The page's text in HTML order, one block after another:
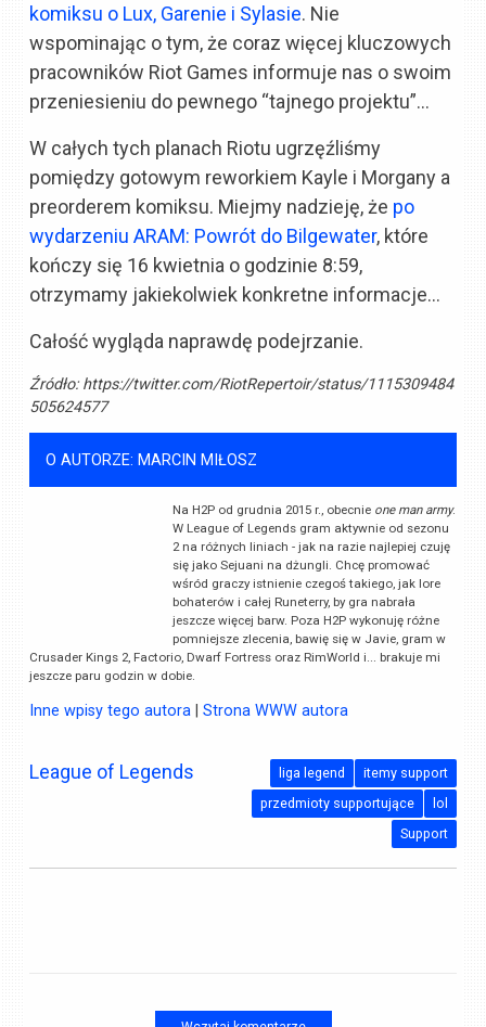
komiksu o Lux, Garenie i Sylasie. Nie
wspominając o tym, że coraz więcej kluczowych
pracowników Riot Games informuje nas o swoim
przeniesieniu do pewnego “tajnego projektu”…
W całych tych planach Riotu ugrzęźliśmy
pomiędzy gotowym reworkiem Kayle i Morgany a
preorderem komiksu. Miejmy nadzieję, że po
wydarzeniu ARAM: Powrót do Bilgewater, które
kończy się 16 kwietnia o godzinie 8:59,
otrzymamy jakiekolwiek konkretne informacje…
Całość wygląda naprawdę podejrzanie.
Źródło:https://twitter.com/RiotRepertoir/status/1115309484
505624577
O AUTORZE: MARCIN MIŁOSZ
Na H2P od grudnia 2015 r., obecnie one man army.
W League of Legends gram aktywnie od sezonu
2 na różnych liniach - jak na razie najlepiej czuję
się jako Sejuani na dżungli. Chcę promować
wśród graczy istnienie czegoś takiego, jak lore
bohaterów i całej Runeterry, by gra nabrała
jeszcze więcej barw. Poza H2P wykonuję różne
pomniejsze zlecenia, bawię się w Javie, gram w
Crusader Kings 2, Factorio, Dwarf Fortress oraz RimWorld i... brakuje mi
jeszcze paru godzin w dobie.
Inne wpisy tego autora |Strona WWW autora
League of Legends itemy support
liga legend
lol
przedmioty supportujące
Support